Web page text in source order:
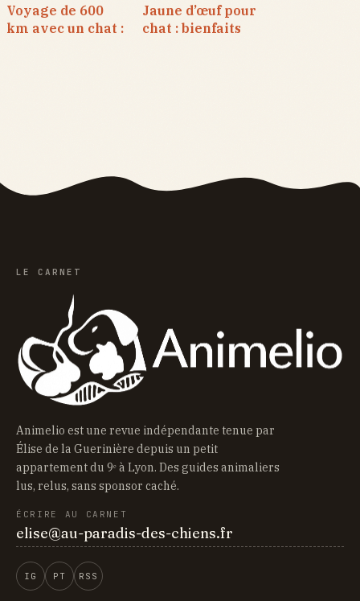
Voyage de 600
km avec un chat :
Jaune d’œuf pour
chat : bienfaits
LE CARNET
Animelio est une revue indépendante tenue par
Élise de la Guerinière depuis un petit
appartement du 9ᵉ à Lyon. Des guides animaliers
lus, relus, sans sponsor caché.
ÉCRIRE AU CARNET
elise@au-paradis-des-chiens.fr
IG PT RSS